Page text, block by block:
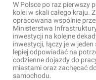
W Polsce po raz pierwszy
kolei w skali całego kraju.
opracowana wspólnie
Ministerstwa
inwestycji na kolejne
inwestycji, łączy je w
lepiej odpowiadać na
codzienne dojazdy do
miastami oraz zachęcać
samochodu.